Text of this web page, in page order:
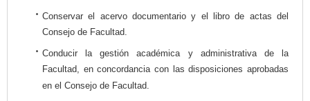
Conservar el acervo documentario y el libro de actas del
Consejo de Facultad.
Conducir la gestión académica y administrativa de la
Facultad, en concordancia con las disposiciones aprobadas
en el Consejo de Facultad.